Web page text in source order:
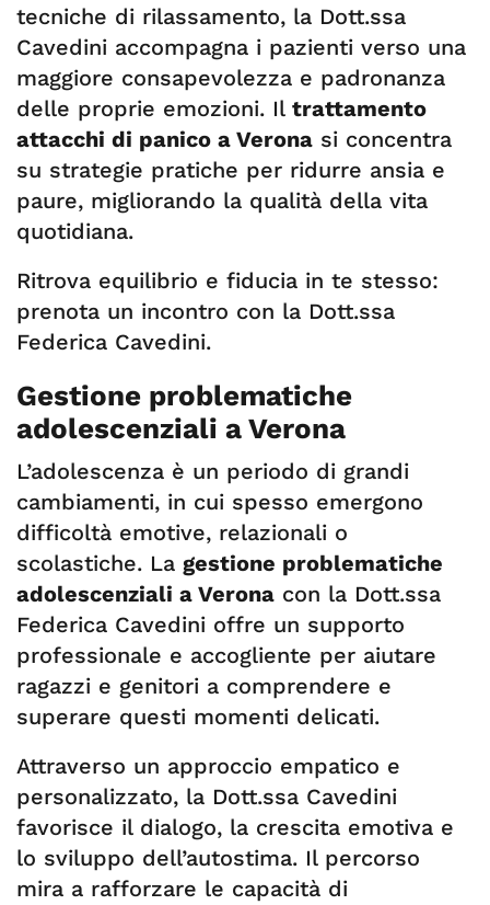
tecniche di rilassamento, la Dott.ssa
Cavedini accompagna i pazienti verso una
maggiore consapevolezza e padronanza
delle proprie emozioni. Il trattamento
attacchi di panico a Verona si concentra
su strategie pratiche per ridurre ansia e
paure, migliorando la qualità della vita
quotidiana.
Ritrova equilibrio e fiducia in te stesso:
prenota un incontro con la Dott.ssa
Federica Cavedini.
Gestione problematiche
adolescenziali a Verona
L’adolescenza è un periodo di grandi
cambiamenti, in cui spesso emergono
difficoltà emotive, relazionali o
scolastiche. La gestione problematiche
adolescenziali a Verona con la Dott.ssa
Federica Cavedini offre un supporto
professionale e accogliente per aiutare
ragazzi e genitori a comprendere e
superare questi momenti delicati.
Attraverso un approccio empatico e
personalizzato, la Dott.ssa Cavedini
favorisce il dialogo, la crescita emotiva e
lo sviluppo dell’autostima. Il percorso
mira a rafforzare le capacità di